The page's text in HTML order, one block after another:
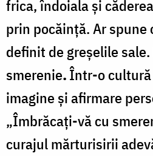
frica, îndoiala și
prin pocăință. Ar spune
definit de greșelile
smerenie.Într-o
imagine și afirmare
„Îmbrăcați-vă cu
curajul mărturisirii